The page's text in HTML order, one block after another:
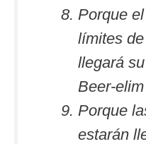
Porque
límites
llegará
Beer-
Porque
estarán